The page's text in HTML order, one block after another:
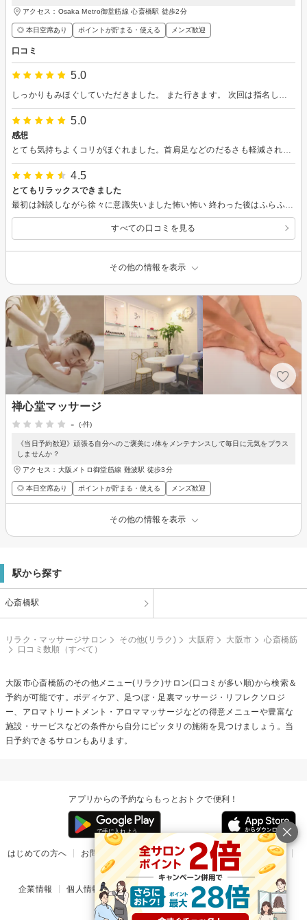
アクセス：Osaka Metro御堂筋線 心斎橋駅 徒歩2分
◎ 本日空席あり ポイントが貯まる・使える メンズ歓迎
口コミ
5.0
5.0
感想
4.5
とてもリラックスできました
すべての口コミを見る
その他の情報を表示
禅心堂マッサージ
-
(-件)
《当日予約歓迎》頑張る自分へのご褒美に♪体をメンテナンスして毎日に元気をプラス
しませんか？
アクセス：大阪メトロ御堂筋線 難波駅 徒歩3分
◎ 本日空席あり ポイントが貯まる・使える メンズ歓迎
その他の情報を表示
駅から探す
心斎橋駅
リラク・マッサージサロン その他(リラク) 大阪府 大阪市
心斎橋筋
口コミ数順（すべて）
大阪市心斎橋筋のその他メニュー(リラク)サロン(口コミが多い順)から検索＆
予約が可能です。ボディケア、足つぼ・足裏マッサージ・リフレクソロジ
ー、アロマトリートメント・アロママッサージなどの得意メニューや豊富な
施設・サービスなどの条件から自分にピッタリの施術を見つけましょう。当
日予約できるサロンもあります。
アプリからの予約ならもっとおトクで便利！
はじめての方へ お問い合わせ ヘルプ リリース情報
利用規約
掲載ご希望のサロン様
企業情報 個人情報保護方針 楽天のサービス一覧 アプリ一覧
© Rakuten Group, Inc.